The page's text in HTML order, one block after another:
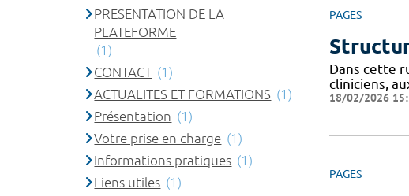
PAGES
Dans cette
cliniciens,
18/02/2026
PAGES
PRESENTATION DE LA
PLATEFORME
(1)
CONTACT (1)
ACTUALITES ET FORMATIONS (1)
Présentation (1)
Votre prise en charge (1)
Informations pratiques (1)
Liens utiles (1)